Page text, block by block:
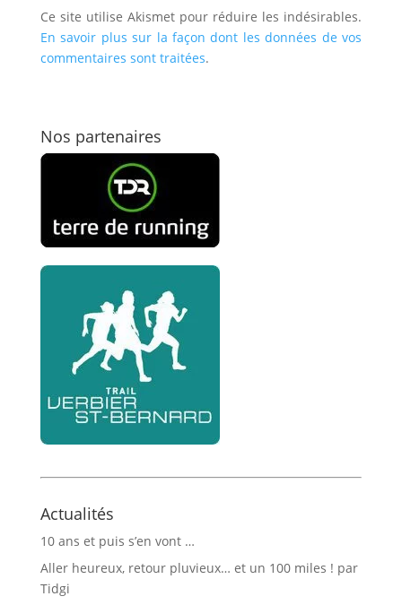
Ce site utilise Akismet pour réduire les indésirables.
En savoir plus sur la façon dont les données de vos
commentaires sont traitées.
Nos partenaires
Actualités
10 ans et puis s’en vont …
Aller heureux, retour pluvieux… et un 100 miles ! par
Tidgi